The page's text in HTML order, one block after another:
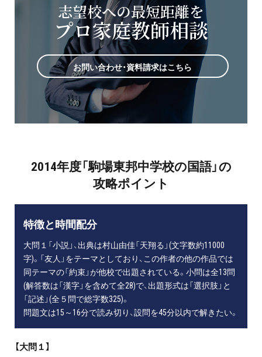
志望校への最短距離を
プロ家庭教師相談
お問い合わせ・資料請求はこちら
2014年度「駒場東邦中学校の国語」の
攻略ポイント
特徴と時間配分
大問１「小説」、出典は村山由佳「天翔る」(文字数約11000
字)。「友人」をテーマとしており、この作者の他の作品では
同テーマの「約束」が他校で出題されている。小問は全13問
(解答数は「漢字」を含めて全28)で、出題形式は「選択肢」と
「記述」(全５問で総字数325)。
問題文は15～16分で読み切り、設問を45分以内で解きたい。
【大問１】